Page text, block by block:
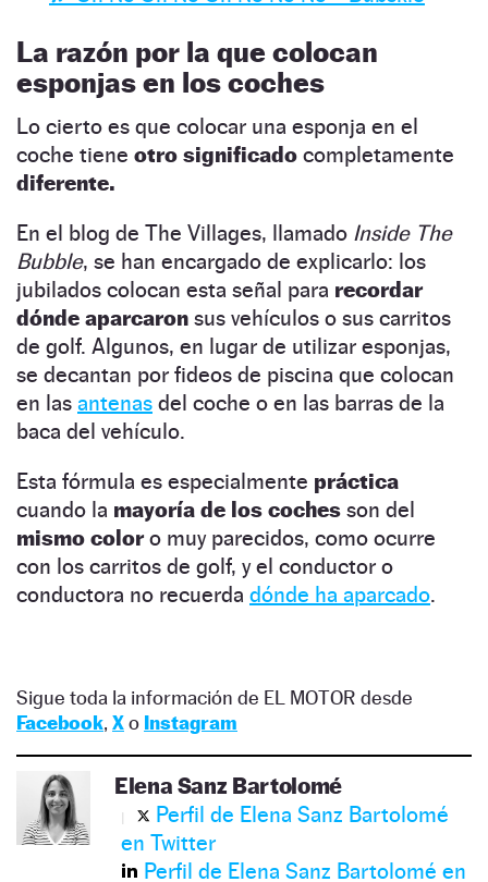
La razón por la que colocan
esponjas en los coches
Lo cierto es que colocar una esponja en el
coche tiene otro significado completamente
diferente.
En el blog de The Villages, llamado Inside The
Bubble, se han encargado de explicarlo: los
jubilados colocan esta señal para recordar
dónde aparcaron sus vehículos o sus carritos
de golf. Algunos, en lugar de utilizar esponjas,
se decantan por fideos de piscina que colocan
en las antenas del coche o en las barras de la
baca del vehículo.
Esta fórmula es especialmente práctica
cuando la mayoría de los coches son del
mismo coloro muy parecidos, como ocurre
con los carritos de golf, y el conductor o
conductora no recuerda dónde ha aparcado.
Sigue toda la información de EL MOTOR desde
Facebook, Xo Instagram
Elena Sanz Bartolomé
Perfil de Elena Sanz Bartolomé
en Twitter
Perfil de Elena Sanz Bartolomé en